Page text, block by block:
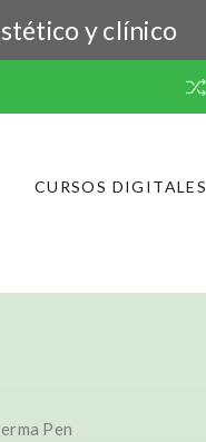
y clínico
CURSOS DIGITALES
Pen